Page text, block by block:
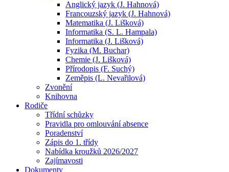
Anglický jazyk (J. Hahnová)
Francouzský jazyk (J. Hahnová)
Matematika (J. Lišková)
Informatika (S. L. Hampala)
Informatika (J. Lišková)
Fyzika (M. Buchar)
Chemie (J. Lišková)
Přírodopis (F. Suchý)
Zeměpis (L. Nevařilová)
Zvonění
Knihovna
Rodiče
Třídní schůzky
Pravidla pro omlouvání absence
Poradenství
Zápis do 1. třídy
Nabídka kroužků 2026/2027
Zajímavosti
Dokumenty